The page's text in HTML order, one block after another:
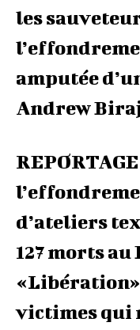
les
amputée
Andrew
d’ateliers
127 morts
victimes qui